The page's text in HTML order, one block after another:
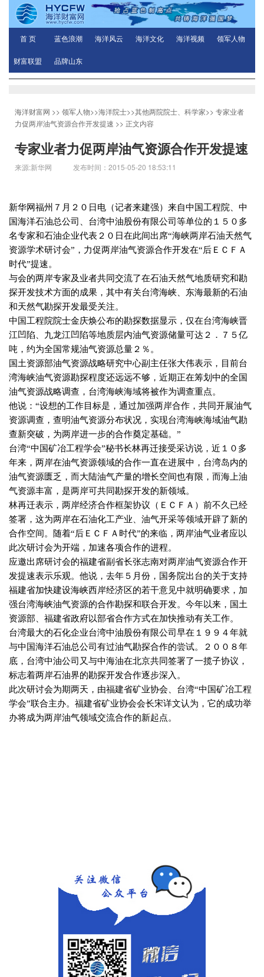
首 页 蓝色浪潮 海洋风云 海洋文化 海洋视频 领军人物
财富联盟 品牌山东
海洋财富网 >> 领军人物>>海洋院士>>其他两院院士、科学家>> 专家业者
力促两岸油气资源合作开发提速 >> 正文内容
专家业者力促两岸油气资源合作开发提速
来源:新华网 发布时间：2015-05-20 18:53:11
新华网福州７月２０日电（记者来建强）来自中国工程院、中
国海洋石油总公司、台湾中油股份有限公司等单位的１５０多
名专家和石油企业代表２０日在此间出席“海峡两岸石油天然气
资源学术研讨会”，力促两岸油气资源合作开发在“后ＥＣＦＡ
时代”提速。
与会的两岸专家及业者共同交流了在石油天然气地质研究和勘
探开发技术方面的成果，其中有关台湾海峡、东海最新的石油
和天然气勘探开发最受关注。
中国工程院院士金庆焕公布的勘探数据显示，仅在台湾海峡晋
江凹陷、九龙江凹陷等地质层内油气资源储量可达２．７５亿
吨，约为全国常规油气资源总量２％。
国土资源部油气资源战略研究中心副主任张大伟表示，目前台
湾海峡油气资源勘探程度还远远不够，近期正在筹划中的全国
油气资源战略调查，台湾海峡海域将被作为调查重点。
他说：“设想的工作目标是，通过加强两岸合作，共同开展油气
资源调查，查明油气资源分布状况，实现台湾海峡海域油气勘
查新突破，为两岸进一步的合作奠定基础。”
台湾“中国矿冶工程学会”秘书长林再迁接受采访说，近１０多
年来，两岸在油气资源领域的合作一直在进展中，台湾岛内的
油气资源匮乏，而大陆油气产量的增长空间也有限，而海上油
气资源丰富，是两岸可共同勘探开发的新领域。
林再迁表示，两岸经济合作框架协议（ＥＣＦＡ）前不久已经
签署，这为两岸在石油化工产业、油气开采等领域开辟了新的
合作空间。随着“后ＥＣＦＡ时代”的来临，两岸油气业者应以
此次研讨会为开端，加速各项合作的进程。
应邀出席研讨会的福建省副省长张志南对两岸油气资源合作开
发提速表示乐观。他说，去年５月份，国务院出台的关于支持
福建省加快建设海峡西岸经济区的若干意见中就明确要求，加
强台湾海峡油气资源的合作勘探和联合开发。今年以来，国土
资源部、福建省政府以部省合作方式在加快推动有关工作。
台湾最大的石化企业台湾中油股份有限公司早在１９９４年就
与中国海洋石油总公司有过油气勘探合作的尝试。２００８年
底，台湾中油公司又与中海油在北京共同签署了一揽子协议，
标志着两岸石油界的勘探开发合作逐步深入。
此次研讨会为期两天，由福建省矿业协会、台湾“中国矿冶工程
学会”联合主办。福建省矿业协会会长宋详文认为，它的成功举
办将成为两岸油气领域交流合作的新起点。